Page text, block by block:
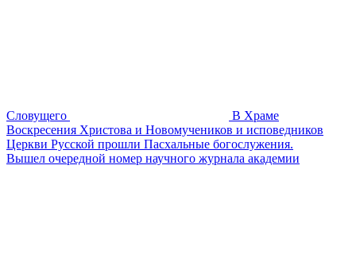
Словущего
В Храме
Воскресения Христова и Новомучеников и исповедников
Церкви Русской прошли Пасхальные богослужения.
Вышел очередной номер научного журнала академии